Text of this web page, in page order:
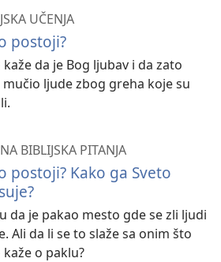
UČENJA
postoji?
da je Bog ljubav i da zato
ljude zbog greha koje su
BIBLIJSKA PITANJA
postoji? Kako ga Sveto
da je pakao mesto gde se zli ljudi
Ali da li se to slaže sa onim što
o paklu?